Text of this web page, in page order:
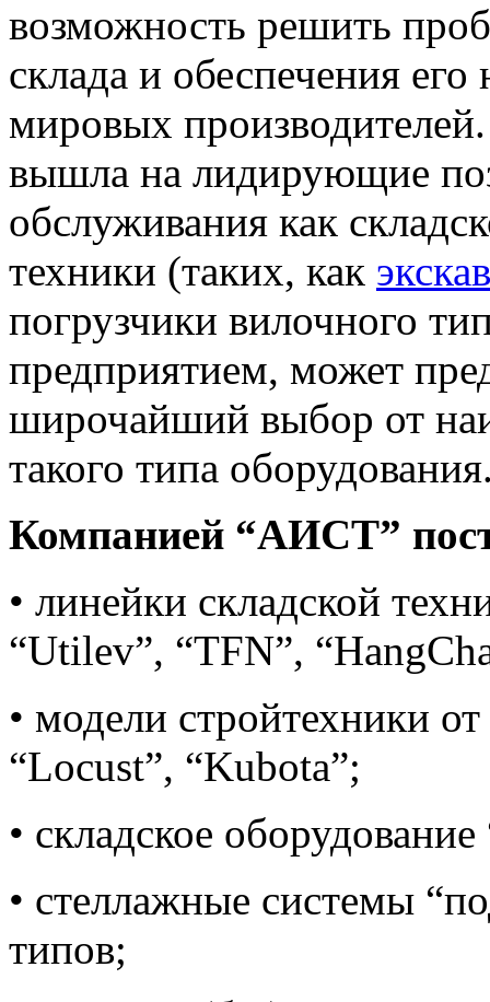
возможность решить
склада и обеспечения
мировых
вышла на лидирующие
обслуживания как
техники (таких, как
погрузчики вилочного
предприятием, может
широчайший выбор от
такого типа
Компанией “АИСТ”
• линейки складской
“Utilev”, “TFN”,
• модели стройтехники
“Locust”, “Kubota”;
• складское
• стеллажные системы
типов;